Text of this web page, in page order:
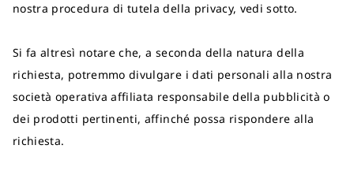
nostra procedura di tutela della privacy, vedi sotto.
Si fa altresì notare che, a seconda della natura della
richiesta, potremmo divulgare i dati personali alla nostra
società operativa affiliata responsabile della pubblicità o
dei prodotti pertinenti, affinché possa rispondere alla
richiesta.